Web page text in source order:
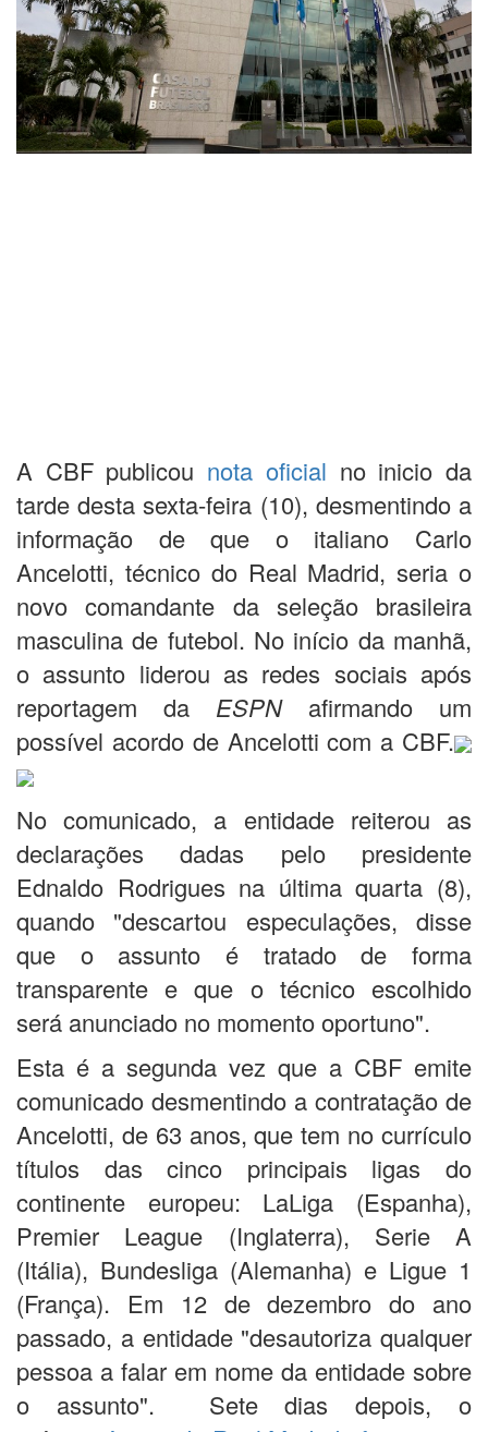
A CBF publicou nota oficial no inicio da
tarde desta sexta-feira (10), desmentindo a
informação de que o italiano Carlo
Ancelotti, técnico do Real Madrid, seria o
novo comandante da seleção brasileira
masculina de futebol. No início da manhã,
o assunto liderou as redes sociais após
reportagem da ESPNafirmando um
possível acordo de Ancelotti com a CBF.
No comunicado, a entidade reiterou as
declarações dadas pelo presidente
Ednaldo Rodrigues na última quarta (8),
quando "descartou especulações, disse
que o assunto é tratado de forma
transparente e que o técnico escolhido
será anunciado no momento oportuno".
Esta é a segunda vez que a CBF emite
comunicado desmentindo a contratação de
Ancelotti, de 63 anos, que tem no currículo
títulos das cinco principais ligas do
continente europeu: LaLiga (Espanha),
Premier League (Inglaterra), Serie A
(Itália), Bundesliga (Alemanha) e Ligue 1
(França). Em 12 de dezembro do ano
passado, a entidade "desautoriza qualquer
pessoa a falar em nome da entidade sobre
o assunto". Sete dias depois, o